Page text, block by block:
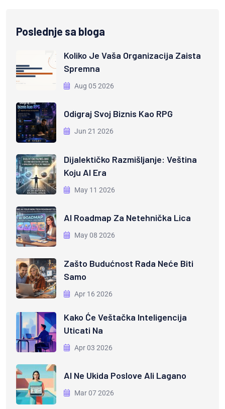
Poslednje sa bloga
Koliko Je Vaša Organizacija Zaista
Spremna
Aug 05 2026
Odigraj Svoj Biznis Kao RPG
Jun 21 2026
Dijalektičko Razmišljanje: Veština
Koju AI Era
May 11 2026
AI Roadmap Za Netehnička Lica
May 08 2026
Zašto Budućnost Rada Neće Biti
Samo
Apr 16 2026
Kako Će Veštačka Inteligencija
Uticati Na
Apr 03 2026
AI Ne Ukida Poslove Ali Lagano
Mar 07 2026